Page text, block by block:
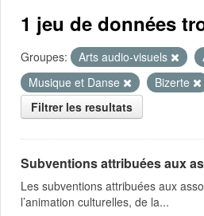
1 jeu de données
Groupes: Arts audio-visuels
Musique et Danse
Bizerte
Filtrer les resultats
Subventions attribuées aux
Les subventions attribuées aux
l’animation culturelles, de la...